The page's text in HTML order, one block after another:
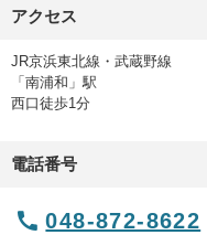
アクセス
JR京浜東北線・武蔵野線
「南浦和」駅
西口徒歩1分
電話番号
048-872-8622